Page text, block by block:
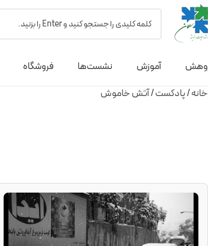
آموزش نشست‌ها فروشگاه
خانه پادکست آتش خاموش